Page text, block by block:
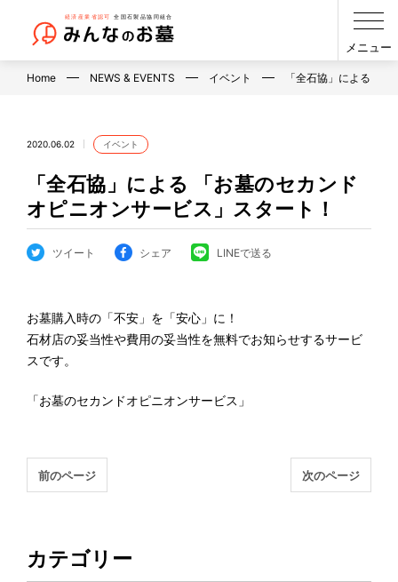
メニュー
Home NEWS & EVENTS イベント 「全石協」による 「…
2020.06.02 イベント
「全石協」による 「お墓のセカンド
オピニオンサービス」スタート！
ツイート シェア LINEで送る
お墓購入時の「不安」を「安心」に！
石材店の妥当性や費用の妥当性を無料でお知らせするサービ
スです。
「お墓のセカンドオピニオンサービス」
前のページ 次のページ
カテゴリー